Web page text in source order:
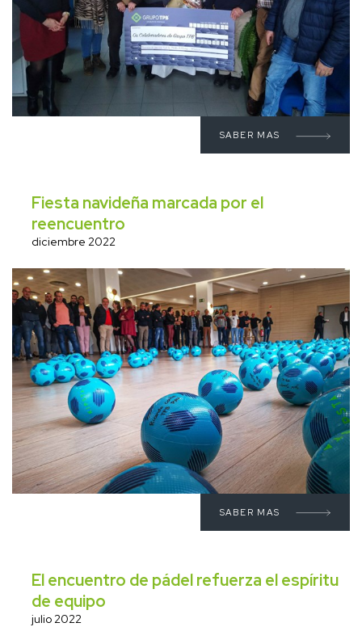
SABER MAS
Fiesta navideña marcada por el
reencuentro
diciembre 2022
SABER MAS
El encuentro de pádel refuerza el espíritu
de equipo
julio 2022